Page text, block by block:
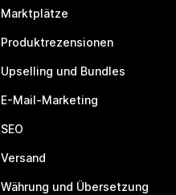
Marktplätze
Produktrezensionen
Upselling und Bundles
E-Mail-Marketing
SEO
Versand
Währung und Übersetzung